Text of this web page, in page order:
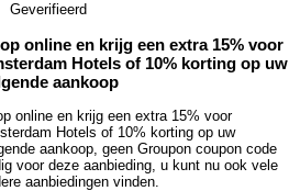
Geverifieerd
online en krijg een extra 15% voor
Hotels of 10% korting op uw
aankoop
online en krijg een extra 15% voor
Hotels of 10% korting op uw
aankoop, geen Groupon coupon code
voor deze aanbieding, u kunt nu ook vele
aanbiedingen vinden.